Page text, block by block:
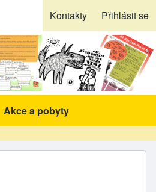
Kontakty Přihlásit se
Akce a pobyty